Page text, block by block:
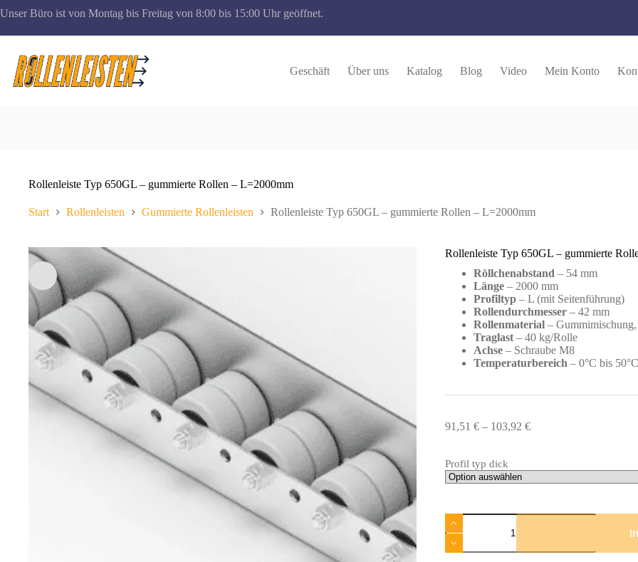
Inhalt
Unser Büro ist von Montag bis Freitag von 8:00 bis 15:00 Uhr geöffnet.
Geschäft Über uns Katalog Blog Video Mein Konto
Rollenleiste Typ 650GL – gummierte Rollen – L=2000mm
Start Rollenleisten Gummierte Rollenleisten Rollenleiste Typ 650GL – gummierte Rollen – L=2000mm
Rollenleiste Typ 650GL – gummierte
Röllchenabstand – 54 mm
Länge– 2000 mm
Profiltyp– L (mit Seitenführung)
Rollendurchmesser– 42 mm
Rollenmaterial– Gummimischung,
Traglast– 40 kg/Rolle
Achse– Schraube M8
Temperaturbereich – 0°C bis 50°C
91,51 € – 103,92 €Preisspanne:
Profil typ dick
Rollenleiste
Typ
650GL
-